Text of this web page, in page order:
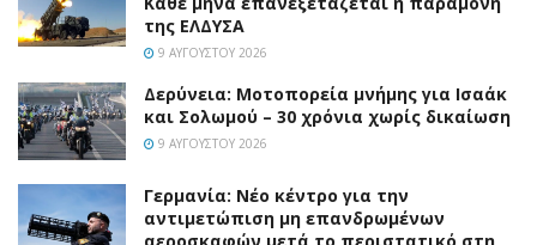
της ΕΛΔΥΣΑ
9 ΑΥΓΟΎΣΤΟΥ 2026
Δερύνεια: Μοτοπορεία μνήμης για Ισαάκ
και Σολωμού – 30 χρόνια χωρίς δικαίωση
9 ΑΥΓΟΎΣΤΟΥ 2026
Γερμανία: Νέο κέντρο για την
αντιμετώπιση μη επανδρωμένων
αεροσκαφών μετά το περιστατικό στη